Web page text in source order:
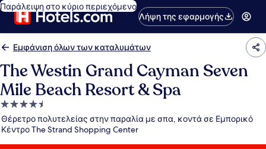
Παράλειψη στο κύριο περιεχόμενο
Λήψη της εφαρμογής
Εμφάνιση όλων των καταλυμάτων
The Westin Grand Cayman Seven
Mile Beach Resort & Spa
Κατάλυμα
με
4.5
αστέρια
Θέρετρο πολυτελείας στην παραλία με σπα, κοντά σε Εμπορικό
Κέντρο The Strand Shopping Center